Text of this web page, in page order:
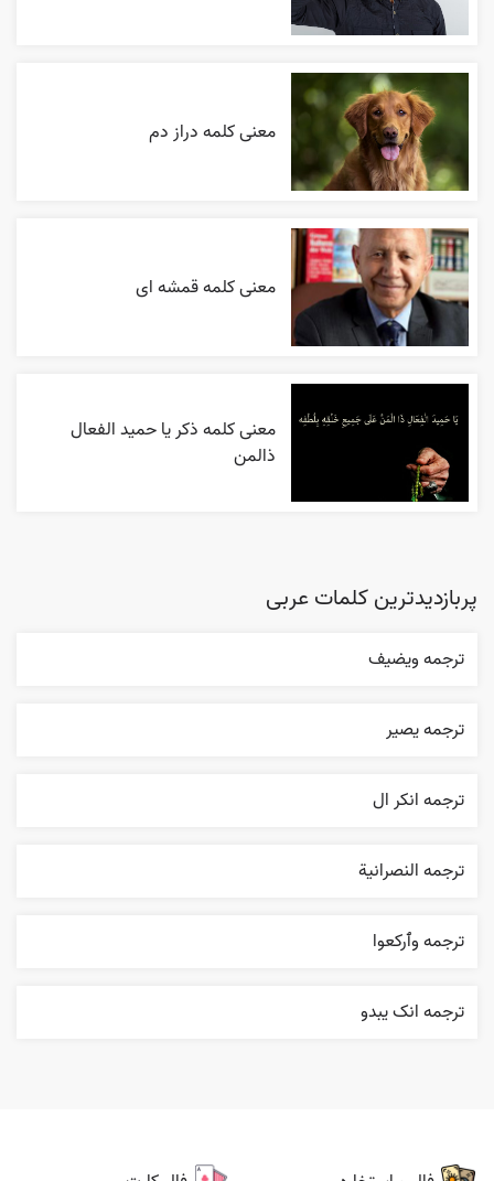
معنی کلمه دراز دم
معنی کلمه قمشه ای
معنی کلمه ذکر یا حمید الفعال
ذالمن
پربازدیدترین کلمات عربی
ترجمه ويضيف
ترجمه یصیر
ترجمه انکر ال
ترجمه النصرانية
ترجمه وٱرکعوا
ترجمه انک يبدو